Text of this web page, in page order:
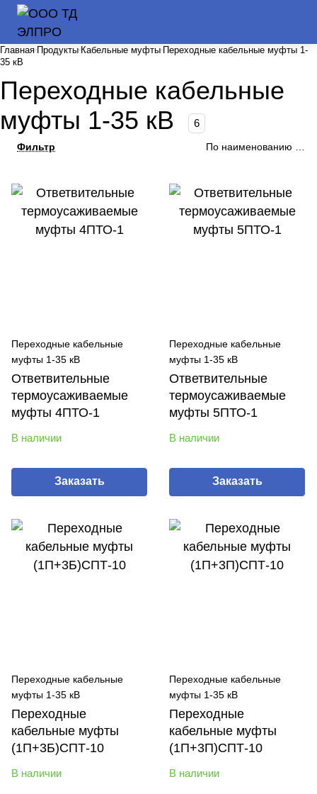
Главная Продукты Кабельные муфты Переходные кабельные муфты 1-
35 кВ
Переходные кабельные
муфты 1-35 кВ
6
Фильтр По наименованию (А-
Переходные кабельные
муфты 1-35 кВ
Ответвительные
термоусаживаемые
муфты 4ПТО-1
В наличии
Заказать
Переходные кабельные
муфты 1-35 кВ
Ответвительные
термоусаживаемые
муфты 5ПТО-1
В наличии
Заказать
Переходные кабельные
муфты 1-35 кВ
Переходные
кабельные муфты
(1П+3Б)СПТ-10
В наличии
Переходные кабельные
муфты 1-35 кВ
Переходные
кабельные муфты
(1П+3П)СПТ-10
В наличии